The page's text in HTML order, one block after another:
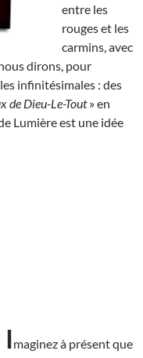
entre les
rouges et les
carmins, avec
dirons, pour
infinitésimales : des
de Dieu-Le-Tout» en
Lumière est une idée
Imaginez à présent que